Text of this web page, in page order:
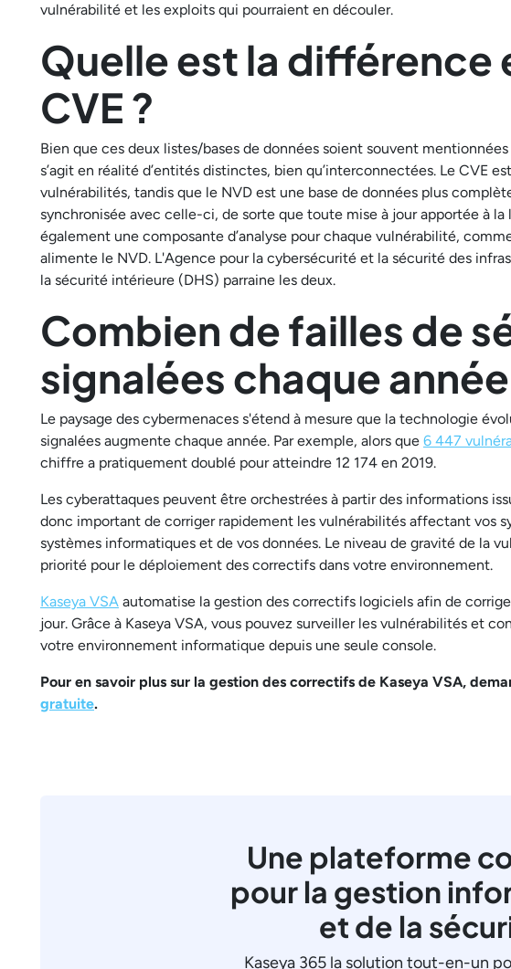
vulnérabilité et les exploits qui pourraient en découler.
Quelle est la différence
CVE ?
Bien que ces deux listes/bases de données soient souvent
s’agit en réalité d’entités distinctes, bien qu’interconnectées. Le CVE
vulnérabilités, tandis que le NVD est une base de données plus
synchronisée avec celle-ci, de sorte que toute mise à jour apportée à la
également une composante d’analyse pour chaque vulnérabilité,
alimente le NVD. L'Agence pour la cybersécurité et la sécurité des
la sécurité intérieure (DHS) parraine les deux.
Combien de failles de
signalées chaque
Le paysage des cybermenaces s'étend à mesure que la technologie
signalées augmente chaque année. Par exemple, alors que 6 447
chiffre a pratiquement doublé pour atteindre 12 174 en 2019.
Les cyberattaques peuvent être orchestrées à partir des informations
donc important de corriger rapidement les vulnérabilités affectant vos
systèmes informatiques et de vos données. Le niveau de gravité de la
priorité pour le déploiement des correctifs dans votre environnement.
Kaseya VSA automatise la gestion des correctifs logiciels afin de
jour. Grâce à Kaseya VSA, vous pouvez surveiller les vulnérabilités et
votre environnement informatique depuis une seule console.
Pour en savoir plus sur la gestion des correctifs de Kaseya VSA,
gratuite.
Une plateforme
pour la gestion
et de la
Kaseya 365 la solution tout-en-un